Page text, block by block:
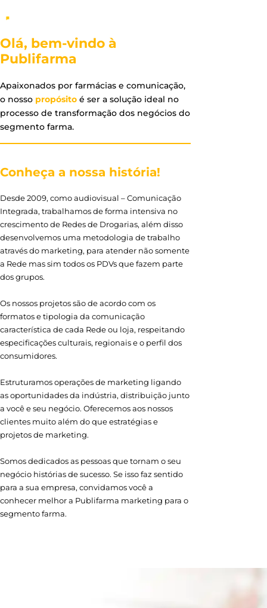
Olá, bem-vindo à
Publifarma
Apaixonados por farmácias e comunicação,
o nosso propósito é ser a solução ideal no
processo de transformação dos negócios do
segmento farma.
Conheça a nossa história!
Desde 2009, como audiovisual – Comunicação
Integrada, trabalhamos de forma intensiva no
crescimento de Redes de Drogarias, além disso
desenvolvemos uma metodologia de trabalho
através do marketing, para atender não somente
a Rede mas sim todos os PDVs que fazem parte
dos grupos.
Os nossos projetos são de acordo com os
formatos e tipologia da comunicação
característica de cada Rede ou loja, respeitando
especificações culturais, regionais e o perfil dos
consumidores.
Estruturamos operações de marketing ligando
as oportunidades da indústria, distribuição junto
a você e seu negócio. Oferecemos aos nossos
clientes muito além do que estratégias e
projetos de marketing.
Somos dedicados as pessoas que tornam o seu
negócio histórias de sucesso. Se isso faz sentido
para a sua empresa, convidamos você a
conhecer melhor a Publifarma marketing para o
segmento farma.